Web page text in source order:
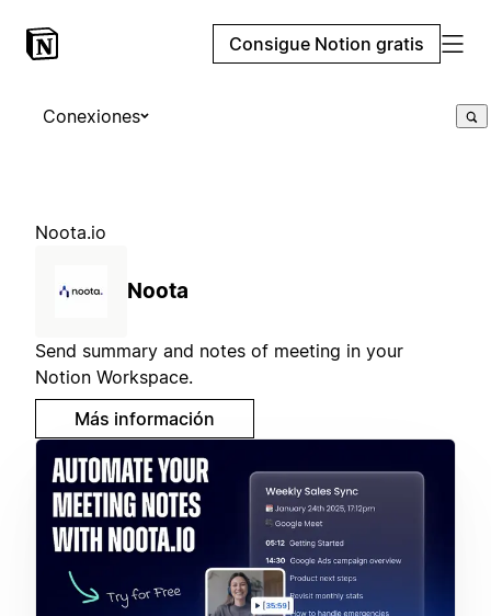
Consigue Notion gratis
Conexiones
Noota.io
Noota
Send summary and notes of meeting in your
Notion Workspace.
Más información